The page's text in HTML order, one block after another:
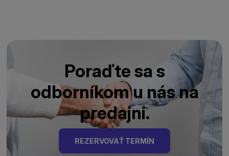
Poraďte sa s
odborníkom u nás na
predajni.
REZERVOVAŤ TERMÍN